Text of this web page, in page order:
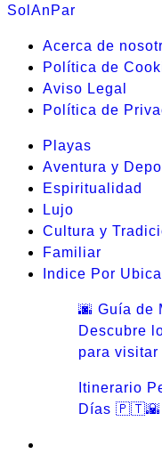
SolAnPar
Acerca de
Política de
Aviso Legal
Política de
Playas
Aventura y
Espiritualidad
Lujo
Cultura y
Familiar
Indice Por
🌆 Guía de
Descubre
para visitar
Itinerario
Días 🇵🇹🌇